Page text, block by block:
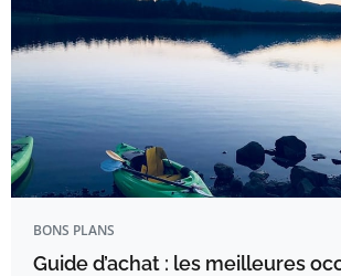
BONS PLANS
Guide d’achat : les meilleures